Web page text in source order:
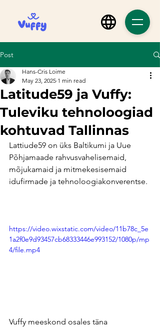
Post
Latitude59 ja Vuffy:
Tuleviku tehnoloogiad
kohtuvad Tallinnas
Hans-Cris Loime
May 23, 2025 1 min read
Lattiude59 on üks Baltikumi ja Uue
Põhjamaade rahvusvahelisemaid,
mõjukamaid ja mitmekesisemaid
idufirmade ja tehnoloogiakonverentse.
https://video.wixstatic.com/video/11b78c_5e
1a2f0e9d93457cb68333446e993152/1080p/mp
4/file.mp4
Vuffy meeskond osales täna